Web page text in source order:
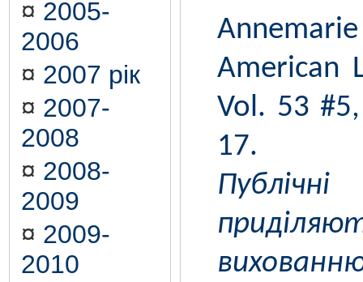
¤ 2005-
2006
¤ 2007 рік
¤ 2007-
2008
¤ 2008-
2009
¤ 2009-
2010
American
Vol. 53
17.